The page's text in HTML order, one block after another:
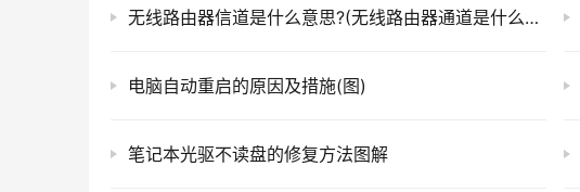
无线路由器信道是什么意思?(无线路由器通道是什么意思？)
电脑自动重启的原因及措施(图)
笔记本光驱不读盘的修复方法图解